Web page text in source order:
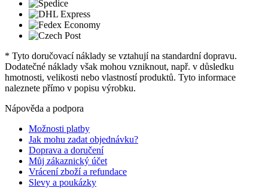
* Tyto doručovací náklady se vztahují na standardní dopravu.
Dodatečné náklady však mohou vzniknout, např. v důsledku
hmotnosti, velikosti nebo vlastností produktů. Tyto informace
naleznete přímo v popisu výrobku.
Nápověda a podpora
Možnosti platby
Jak mohu zadat objednávku?
Doprava a doručení
Můj zákaznický účet
Vrácení zboží a refundace
Slevy a poukázky